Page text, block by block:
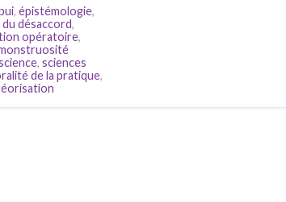
, épistémologie,
désaccord,
opératoire,
, sciences
de la pratique,